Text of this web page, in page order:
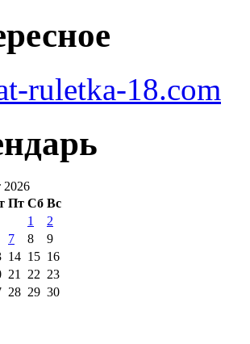
ruletka-18.com
2026
Пт Сб Вс
1
2
7 8
9
14 15 16
21 22 23
28 29 30